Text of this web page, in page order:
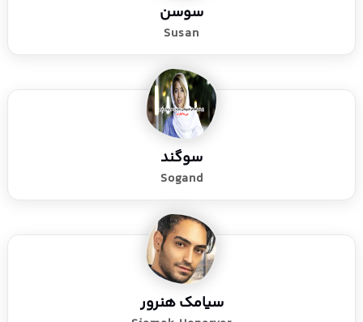
سوسن
Susan
سوگند
Sogand
سیامک هنرور